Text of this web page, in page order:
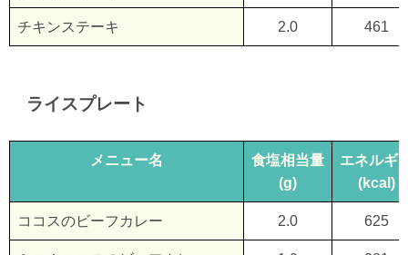
チキンステーキ 2.0 461
ライスプレート
メニュー名
食塩相当量
(g)
エネルギ
(kcal)
ココスのビーフカレー 2.0 625